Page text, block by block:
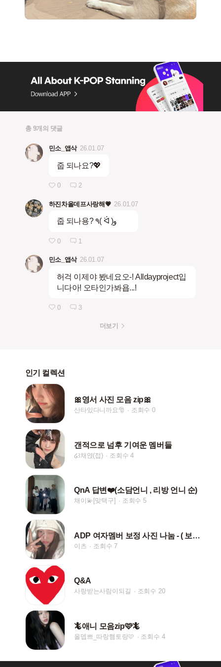
총 9개의 댓글
민소_앱삭 26.01.07
줍 되나요?💖
0 2
하진차올데프사랑해💗 26.01.07
0 1
민소_앱삭 26.01.07
허걱 이제야 봤네요오-! Alldayproject입
니다아! 오타인가봐욥...!
0 3
더보기
인기 컬렉션
🎀영서 사진 모음 zip🎀
산타있다니까요🎅 조회수 0
갠적으로 넘후 기여운 멤버들
໒꒱채엱(접) 조회수 4
QnA 답변❤️(소담언니 , 리방 언니 순)
채이💫[맞택구] 조회수 5
ADP 여자멤버 보정 사진 나눔 - ( 보정 : 나 )
이츠 조회수 7
Q&A
사랑받는사람이되길 조회수 20
🦎애니 모음zip🩷🦎
올뎁쁘_따랑햄토링🩷 조회수 4